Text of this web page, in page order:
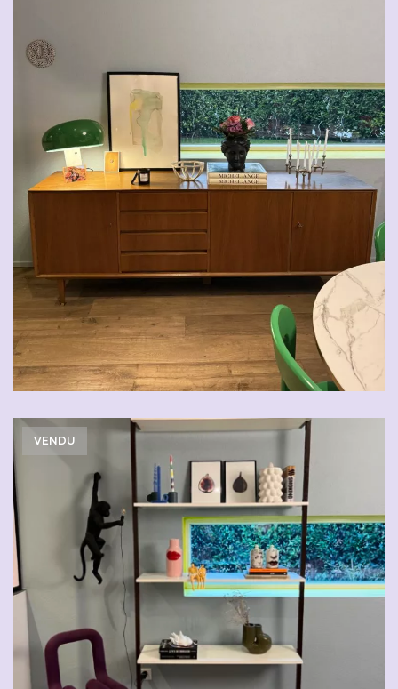
VENDU